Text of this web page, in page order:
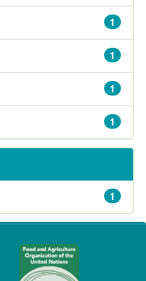
1
1
1
1
1